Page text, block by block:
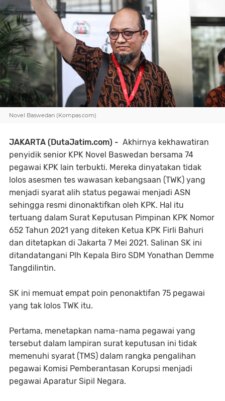
Novel Baswedan (Kompas.com)
JAKARTA (DutaJatim.com) - Akhirnya kekhawatiran
penyidik senior KPK Novel Baswedan bersama 74
pegawai KPK lain terbukti. Mereka dinyatakan tidak
lolos asesmen tes wawasan kebangsaan (TWK) yang
menjadi syarat alih status pegawai menjadi ASN
sehingga resmi dinonaktifkan oleh KPK. Hal itu
tertuang dalam Surat Keputusan Pimpinan KPK Nomor
652 Tahun 2021 yang diteken Ketua KPK Firli Bahuri
dan ditetapkan di Jakarta 7 Mei 2021. Salinan SK ini
ditandatangani Plh Kepala Biro SDM Yonathan Demme
Tangdilintin.
SK ini memuat empat poin penonaktifan 75 pegawai
yang tak lolos TWK itu.
Pertama, menetapkan nama-nama pegawai yang
tersebut dalam lampiran surat keputusan ini tidak
memenuhi syarat (TMS) dalam rangka pengalihan
pegawai Komisi Pemberantasan Korupsi menjadi
pegawai Aparatur Sipil Negara.